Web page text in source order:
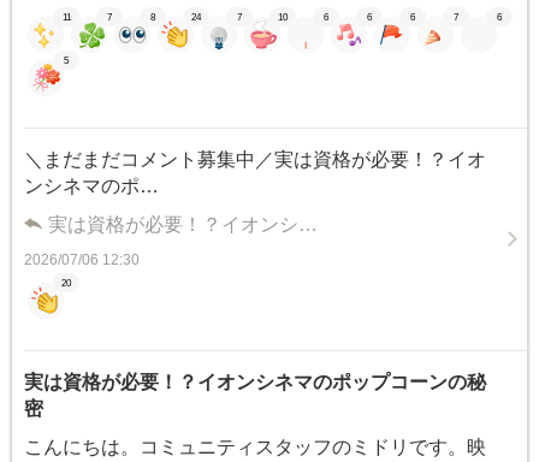
11 7 8 24 7 10 6 6 6 7 6
5
＼まだまだコメント募集中／実は資格が必要！？イオ
ンシネマのポ…
実は資格が必要！？イオンシ…
2026/07/06 12:30
20
実は資格が必要！？イオンシネマのポップコーンの秘
密
こんにちは。コミュニティスタッフのミドリです。映